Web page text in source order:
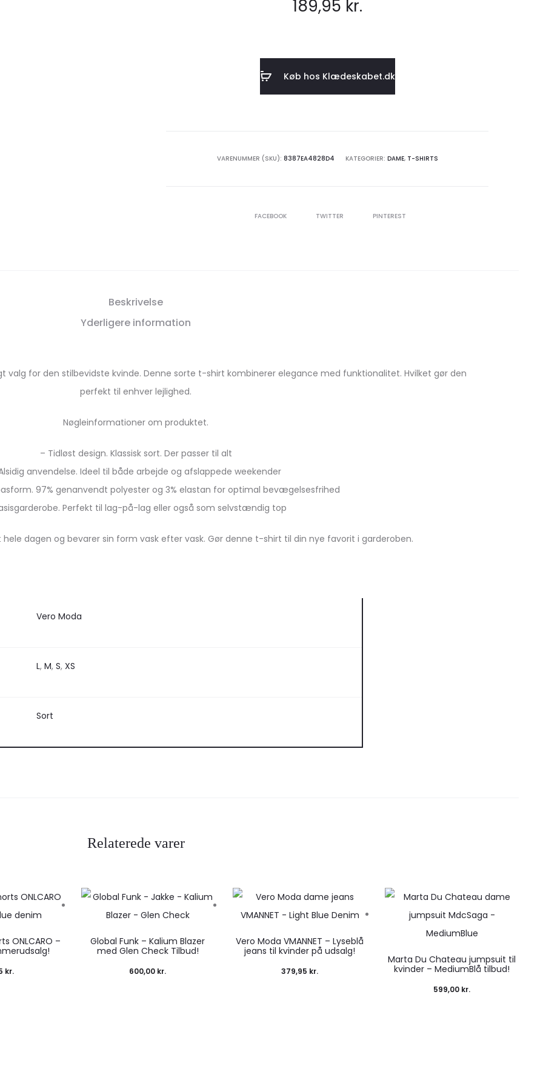
189,95 kr.
Køb hos Klædeskabet.dk
VARENUMMER (SKU): 8387EA4828D4 KATEGORIER: DAME, T-SHIRTS
SHARE
FACEBOOK TWITTER PINTEREST
Beskrivelse
Yderligere information
valg for den stilbevidste kvinde. Denne sorte t-shirt kombinerer elegance med funktionalitet. Hvilket gør den
perfekt til enhver lejlighed.
Nøgleinformationer om produktet.
– Tidløst design. Klassisk sort. Der passer til alt
anvendelse. Ideel til både arbejde og afslappede weekender
97% genanvendt polyester og 3% elastan for optimal bevægelsesfrihed
Perfekt til lag-på-lag eller også som selvstændig top
hele dagen og bevarer sin form vask efter vask. Gør denne t-shirt til din nye favorit i garderoben.
Vero Moda
L, M, S, XS
Sort
Relaterede varer
ONLCARO –
kr.
Global Funk – Kalium Blazer
med Glen Check Tilbud!
600,00 kr.
Vero Moda VMANNET – Lyseblå
jeans til kvinder på udsalg!
379,95 kr.
Marta Du Chateau jumpsuit til
kvinder – MediumBlå tilbud!
599,00 kr.